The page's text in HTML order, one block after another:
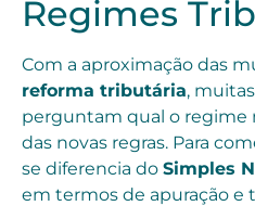
Regimes
Com a aproximação das
reforma tributária,
perguntam qual o regime
das novas regras. Para
se diferencia do Simples
em termos de apuração e